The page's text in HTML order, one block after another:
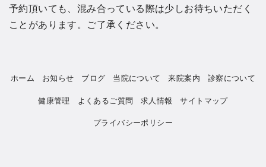
予約頂いても、混み合っている際は少しお待ちいただく
ことがあります。ご了承ください。
ホーム お知らせ ブログ 当院について 来院案内
診察について
健康管理
よくあるご質問 求人情報
サイトマップ
プライバシーポリシー